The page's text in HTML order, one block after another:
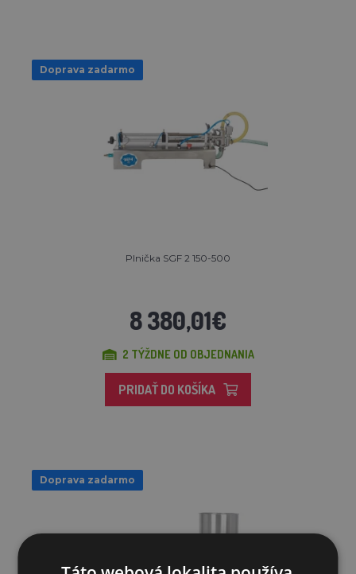
Doprava zadarmo
Plnička SGF 2 150-500
8 380,01€
2 TÝŽDNE OD OBJEDNANIA
PRIDAŤ DO KOŠÍKA
Doprava zadarmo